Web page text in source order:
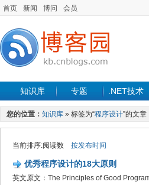
首页 新闻 博问 会员
知识库 专题 .NET技术
您的位置： 知识库 » 标签为“程序设计”的文章
当前排序:阅读数 按发布时间
优秀程序设计的18大原则
英文原文：The Principles of Good